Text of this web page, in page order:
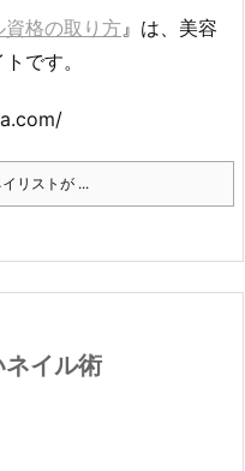
格の取り方 』は、美容
です。
リストが ...
イル術